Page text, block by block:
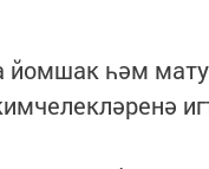
йомшак һәм